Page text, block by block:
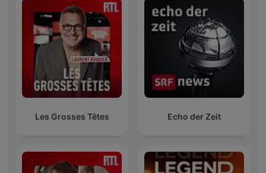
Les Grosses Têtes Echo der Zeit